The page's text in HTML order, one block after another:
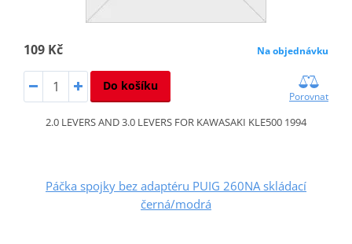
109 Kč Na objednávku
Do košíku
Porovnat
2.0 LEVERS AND 3.0 LEVERS FOR KAWASAKI KLE500 1994
Páčka spojky bez adaptéru PUIG 260NA skládací
černá/modrá